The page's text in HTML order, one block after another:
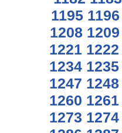
1195 1196
1208 1209
1221 1222
1234 1235
1247 1248
1260 1261
1273 1274